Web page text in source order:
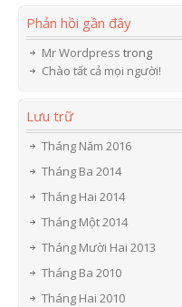
Phản hồi gần đây
Mr Wordpress trong
Chào tất cả mọi người!
Lưu trữ
Tháng Năm 2016
Tháng Ba 2014
Tháng Hai 2014
Tháng Một 2014
Tháng Mười Hai 2013
Tháng Ba 2010
Tháng Hai 2010